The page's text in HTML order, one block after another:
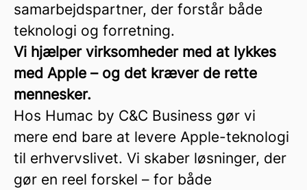
samarbejdspartner, der forstår både
teknologi og forretning.
Vi hjælper virksomheder med at lykkes
med Apple – og det kræver de rette
mennesker.
Hos Humac by C&C Business gør vi
mere end bare at levere Apple-teknologi
til erhvervslivet. Vi skaber løsninger, der
gør en reel forskel – for både